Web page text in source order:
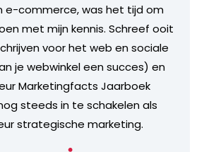
e-commerce, was het tijd om
met mijn kennis. Schreef ooit
voor het web en sociale
je webwinkel een succes) en
Marketingfacts Jaarboek
steeds in te schakelen als
strategische marketing.